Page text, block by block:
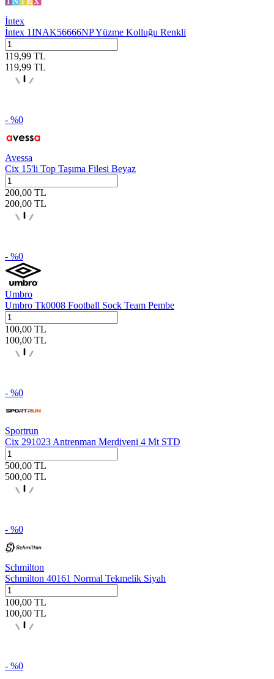
İntex
İntex 1INAK56666NP Yüzme Kolluğu Renkli
119,99 TL
119,99 TL
- %0
Avessa
Cix 15'li Top Taşıma Filesi Beyaz
200,00 TL
200,00 TL
- %0
Umbro
Umbro Tk0008 Football Sock Team Pembe
100,00 TL
100,00 TL
- %0
Sportrun
Cix 291023 Antrenman Merdiveni 4 Mt STD
500,00 TL
500,00 TL
- %0
Schmilton
Schmilton 40161 Normal Tekmelik Siyah
100,00 TL
100,00 TL
- %0